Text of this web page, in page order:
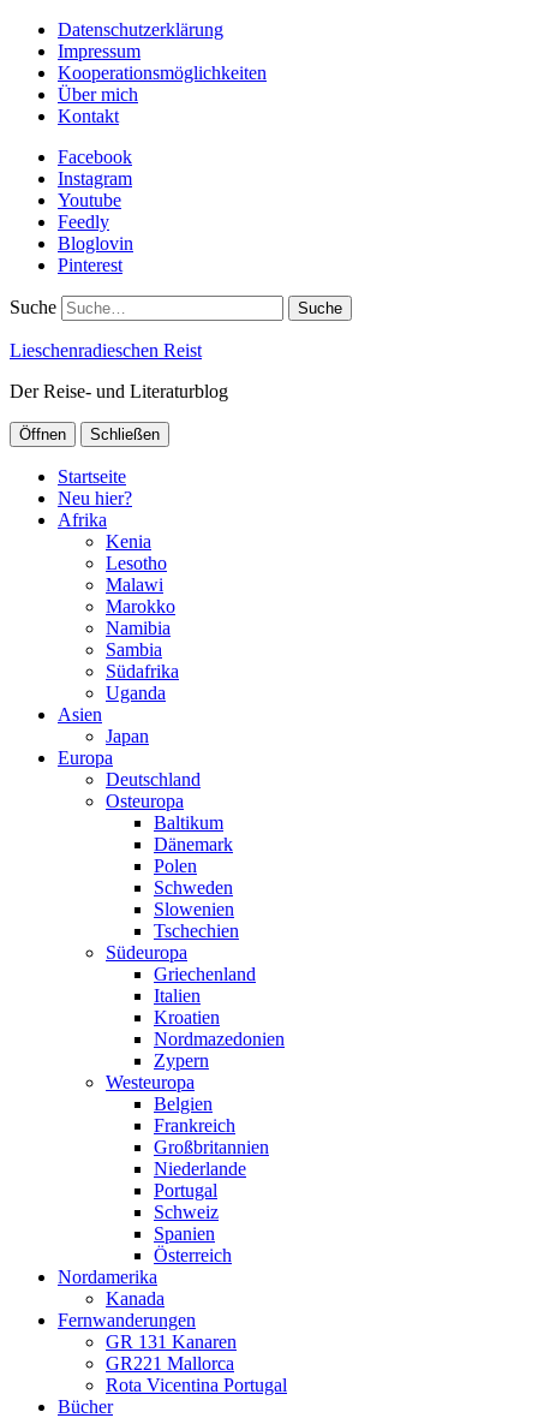
Datenschutzerklärung
Impressum
Kooperationsmöglichkeiten
Über mich
Kontakt
Facebook
Instagram
Youtube
Feedly
Bloglovin
Pinterest
Suche
Lieschenradieschen Reist
Der Reise- und Literaturblog
Öffnen Schließen
Startseite
Neu hier?
Afrika
Kenia
Lesotho
Malawi
Marokko
Namibia
Sambia
Südafrika
Uganda
Asien
Japan
Europa
Deutschland
Osteuropa
Baltikum
Dänemark
Polen
Schweden
Slowenien
Tschechien
Südeuropa
Griechenland
Italien
Kroatien
Nordmazedonien
Zypern
Westeuropa
Belgien
Frankreich
Großbritannien
Niederlande
Portugal
Schweiz
Spanien
Österreich
Nordamerika
Kanada
Fernwanderungen
GR 131 Kanaren
GR221 Mallorca
Rota Vicentina Portugal
Bücher